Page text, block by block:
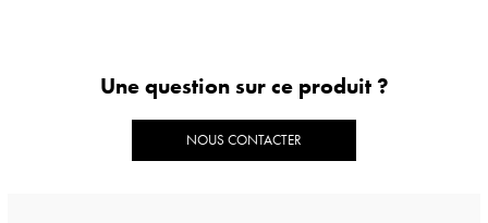
Une question sur ce produit ?
NOUS CONTACTER